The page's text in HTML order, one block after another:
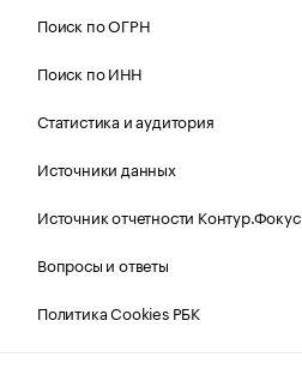
Поиск по ОГРН
Поиск по ИНН
Статистика и аудитория
Источники данных
Источник отчетности Контур.Фокус
Вопросы и ответы
Политика Cookies РБК